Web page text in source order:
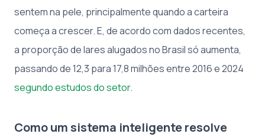
sentem na pele, principalmente quando a carteira
começa a crescer. E, de acordo com dados recentes,
a proporção de lares alugados no Brasil só aumenta,
passando de 12,3 para 17,8 milhões entre 2016 e 2024
segundo estudos do setor.
Como um sistema inteligente resolve